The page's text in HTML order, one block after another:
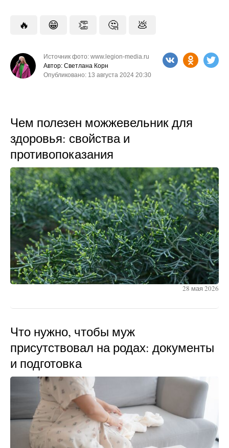
🔥 😁 👏 🤔 💩
Источник фото: www.legion-media.ru
Автор: Светлана Корн
Опубликовано: 13 августа 2024 20:30
Чем полезен можжевельник для
здоровья: свойства и
противопоказания
28 мая 2026
Что нужно, чтобы муж
присутствовал на родах: документы
и подготовка